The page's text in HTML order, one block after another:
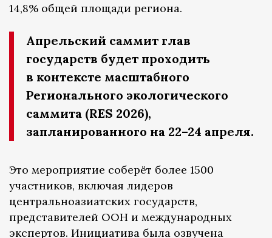
14,8% общей площади региона.
Апрельский саммит глав
государств будет проходить
в контексте масштабного
Регионального экологического
саммита (RES 2026),
запланированного на 22–24 апреля.
Это мероприятие соберёт более 1500
участников, включая лидеров
центральноазиатских государств,
представителей ООН и международных
экспертов. Инициатива была озвучена